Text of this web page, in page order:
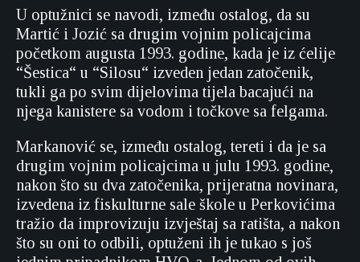
U optužnici se navodi, između ostalog, da su
Martić i Jozić sa drugim vojnim policajcima
početkom augusta 1993. godine, kada je iz ćelije
“Šestica“ u “Silosu“ izveden jedan zatočenik,
tukli ga po svim dijelovima tijela bacajući na
njega kanistere sa vodom i točkove sa felgama.
Markanović se, između ostalog, tereti i da je sa
drugim vojnim policajcima u julu 1993. godine,
nakon što su dva zatočenika, prijeratna novinara,
izvedena iz fiskulturne sale škole u Perkovićima
tražio da improvizuju izvještaj sa ratišta, a nakon
što su oni to odbili, optuženi ih je tukao s još